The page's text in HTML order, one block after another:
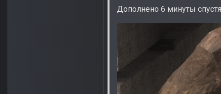
Дополнено 6 минуты спустя